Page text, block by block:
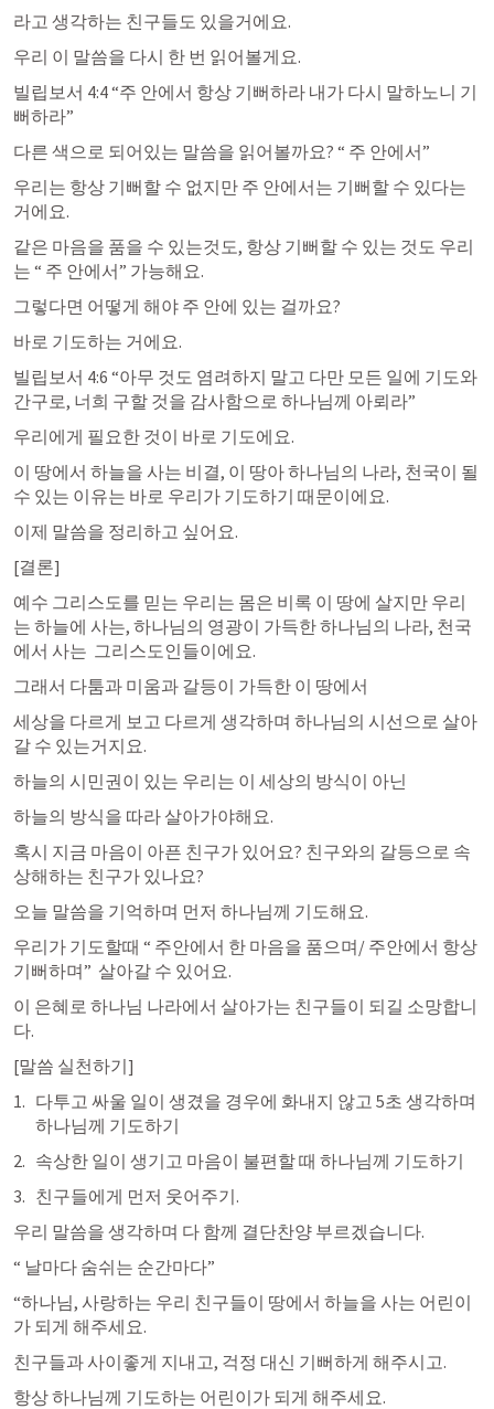
라고 생각하는 친구들도 있을거에요.
우리 이 말씀을 다시 한 번 읽어볼게요.
빌립보서 4:4 “주 안에서 항상 기뻐하라 내가 다시 말하노니 기
뻐하라”
다른 색으로 되어있는 말씀을 읽어볼까요? “ 주 안에서”
우리는 항상 기뻐할 수 없지만 주 안에서는 기뻐할 수 있다는
거에요.
같은 마음을 품을 수 있는것도, 항상 기뻐할 수 있는 것도 우리
는 “ 주 안에서” 가능해요.
그렇다면 어떻게 해야 주 안에 있는 걸까요?
바로 기도하는 거에요.
빌립보서 4:6 “아무 것도 염려하지 말고 다만 모든 일에 기도와
간구로, 너희 구할 것을 감사함으로 하나님께 아뢰라”
우리에게 필요한 것이 바로 기도에요.
이 땅에서 하늘을 사는 비결, 이 땅아 하나님의 나라, 천국이 될
수 있는 이유는 바로 우리가 기도하기 때문이에요.
이제 말씀을 정리하고 싶어요.
[결론]
예수 그리스도를 믿는 우리는 몸은 비록 이 땅에 살지만 우리
는 하늘에 사는, 하나님의 영광이 가득한 하나님의 나라, 천국
에서 사는  그리스도인들이에요.
그래서 다툼과 미움과 갈등이 가득한 이 땅에서
세상을 다르게 보고 다르게 생각하며 하나님의 시선으로 살아
갈 수 있는거지요.
하늘의 시민권이 있는 우리는 이 세상의 방식이 아닌
하늘의 방식을 따라 살아가야해요.
혹시 지금 마음이 아픈 친구가 있어요? 친구와의 갈등으로 속
상해하는 친구가 있나요?
오늘 말씀을 기억하며 먼저 하나님께 기도해요.
우리가 기도할때 “ 주안에서 한 마음을 품으며/ 주안에서 항상
기뻐하며”  살아갈 수 있어요.
이 은혜로 하나님 나라에서 살아가는 친구들이 되길 소망합니
다.
[말씀 실천하기]
다투고 싸울 일이 생겼을 경우에 화내지 않고 5초 생각하며
하나님께 기도하기
속상한 일이 생기고 마음이 불편할 때 하나님께 기도하기
친구들에게 먼저 웃어주기.
우리 말씀을 생각하며 다 함께 결단찬양 부르겠습니다.
“ 날마다 숨쉬는 순간마다”
“하나님, 사랑하는 우리 친구들이 땅에서 하늘을 사는 어린이
가 되게 해주세요.
친구들과 사이좋게 지내고, 걱정 대신 기뻐하게 해주시고.
항상 하나님께 기도하는 어린이가 되게 해주세요.